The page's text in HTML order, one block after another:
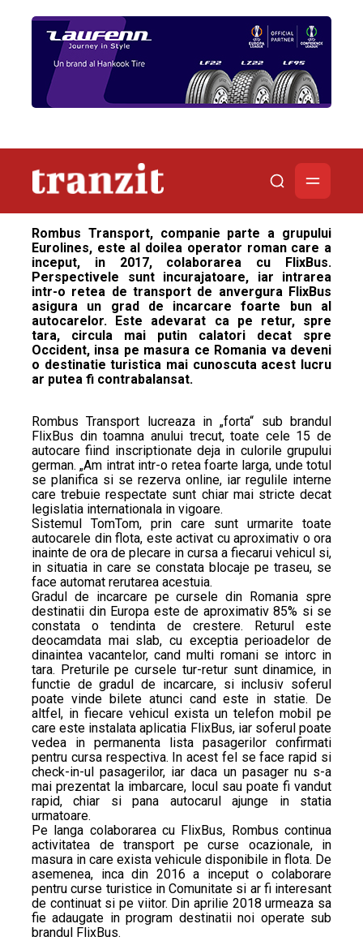
Rombus Transport, companie parte a grupului
Eurolines, este al doilea operator roman care a
inceput, in 2017, colaborarea cu FlixBus.
Perspectivele sunt incurajatoare, iar intrarea
intr-o retea de transport de anvergura FlixBus
asigura un grad de incarcare foarte bun al
autocarelor. Este adevarat ca pe retur, spre
tara, circula mai putin calatori decat spre
Occident, insa pe masura ce Romania va deveni
o destinatie turistica mai cunoscuta acest lucru
ar putea fi contrabalansat.
Rombus Transport lucreaza in „forta“ sub brandul
FlixBus din toamna anului trecut, toate cele 15 de
autocare fiind inscriptionate deja in culorile grupului
german. „Am intrat intr-o retea foarte larga, unde totul
se planifica si se rezerva online, iar regulile interne
care trebuie respectate sunt chiar mai stricte decat
legislatia internationala in vigoare.
Sistemul TomTom, prin care sunt urmarite toate
autocarele din flota, este activat cu aproximativ o ora
inainte de ora de plecare in cursa a fiecarui vehicul si,
in situatia in care se constata blocaje pe traseu, se
face automat rerutarea acestuia.
Gradul de incarcare pe cursele din Romania spre
destinatii din Europa este de aproximativ 85% si se
constata o tendinta de crestere. Returul este
deocamdata mai slab, cu exceptia perioadelor de
dinaintea vacantelor, cand multi romani se intorc in
tara. Preturile pe cursele tur-retur sunt dinamice, in
functie de gradul de incarcare, si inclusiv soferul
poate vinde bilete atunci cand este in statie. De
altfel, in fiecare vehicul exista un telefon mobil pe
care este instalata aplicatia FlixBus, iar soferul poate
vedea in permanenta lista pasagerilor confirmati
pentru cursa respectiva. In acest fel se face rapid si
check-in-ul pasagerilor, iar daca un pasager nu s-a
mai prezentat la imbarcare, locul sau poate fi vandut
rapid, chiar si pana autocarul ajunge in statia
urmatoare.
Pe langa colaborarea cu FlixBus, Rombus continua
activitatea de transport pe curse ocazionale, in
masura in care exista vehicule disponibile in flota. De
asemenea, inca din 2016 a inceput o colaborare
pentru curse turistice in Comunitate si ar fi interesant
de continuat si pe viitor. Din aprilie 2018 urmeaza sa
fie adaugate in program destinatii noi operate sub
brandul FlixBus.